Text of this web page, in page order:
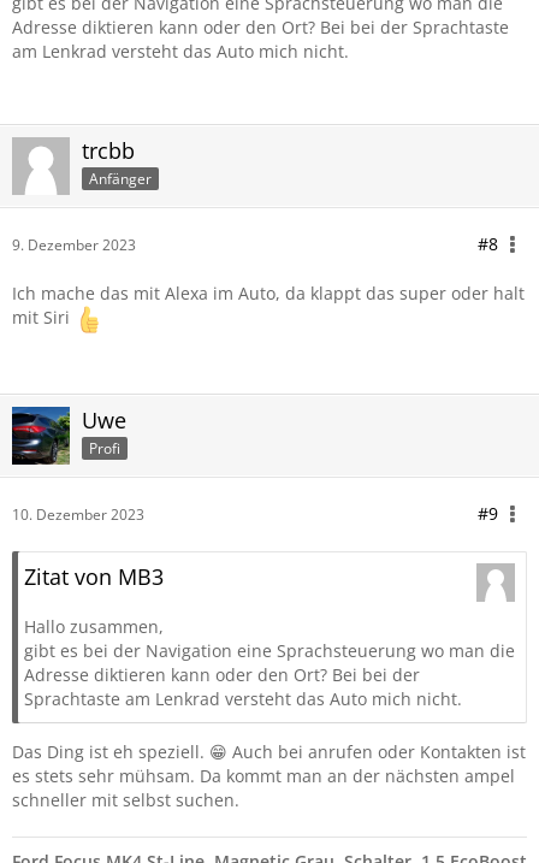
Adresse diktieren kann oder den Ort? Bei bei der Sprachtaste
am Lenkrad versteht das Auto mich nicht.
trcbb
Anfänger
9. Dezember 2023 #8
Ich mache das mit Alexa im Auto, da klappt das super oder halt
mit Siri
Uwe
Profi
10. Dezember 2023 #9
Zitat von MB3
Hallo zusammen,
gibt es bei der Navigation eine Sprachsteuerung wo man die
Adresse diktieren kann oder den Ort? Bei bei der
Sprachtaste am Lenkrad versteht das Auto mich nicht.
Das Ding ist eh speziell. 😁 Auch bei anrufen oder Kontakten ist
es stets sehr mühsam. Da kommt man an der nächsten ampel
schneller mit selbst suchen.